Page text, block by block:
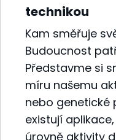
technikou
Kam směřuje
Budoucnost
Představme si
míru našemu
nebo genetické
existují
úrovně aktivity